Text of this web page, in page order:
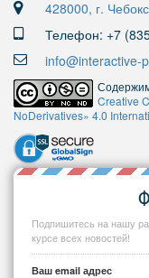
428000, г.
Телефон: +7
info@interactive-
Creative
NoDerivatives» 4.0
Подпишитесь на нашу
курсе всех новостей!
Ваш email адрес